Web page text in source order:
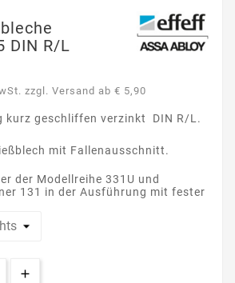
DIN R/L
zzgl. Versand ab € 5,90
kurz geschliffen verzinkt DIN R/L.
mit Fallenausschnitt.
der Modellreihe 331U und
131 in der Ausführung mit fester